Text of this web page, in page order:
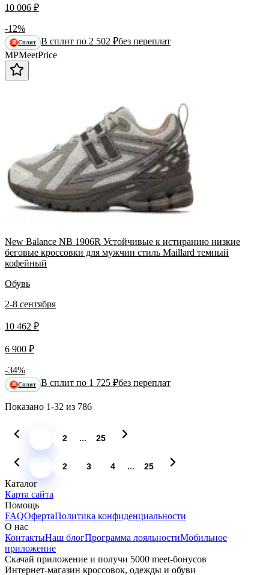
10 006 ₽
-12%
Я Сплит В сплит по 2 502 ₽без переплат
MPMeetPrice
New Balance NB 1906R Устойчивые к истиранию низкие
беговые кроссовки для мужчин стиль Maillard темный
кофейный
Обувь
2-8 сентября
10 462 ₽
6 900 ₽
-34%
Я Сплит В сплит по 1 725 ₽без переплат
Показано 1-32 из 786
2 ... 25
2 3 4 ... 25
Каталог
Карта сайта
Помощь
FAQОфертаПолитика конфиденциальности
О нас
КонтактыНаш блогПрограмма лояльностиМобильное
приложение
Скачай приложение и получи 5000 meet-бонусов
Интернет-магазин кроссовок, одежды и обуви